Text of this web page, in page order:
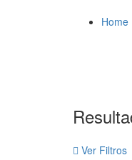
Home
Ver Filtros